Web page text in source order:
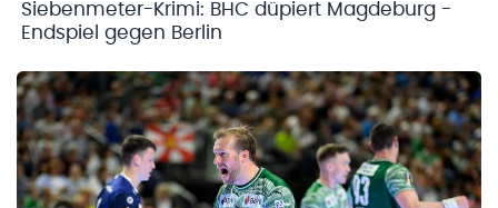
Siebenmeter-Krimi: BHC düpiert Magdeburg -
Endspiel gegen Berlin